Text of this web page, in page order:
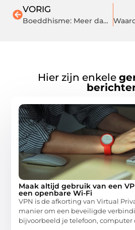
VORIG
Boeddhisme: Meer dan je denkt
Hier zijn enkele
Maak altijd gebruik van een
een openbare Wi-Fi
VPN is de afkorting van Virtual
manier om een beveiligde
bijvoorbeeld je telefoon, computer